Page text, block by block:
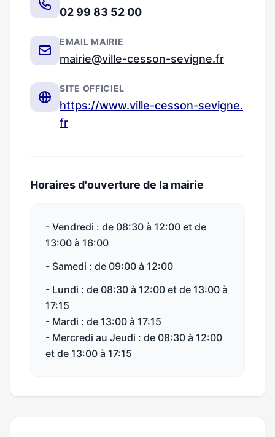
02 99 83 52 00
EMAIL MAIRIE
mairie@ville-cesson-sevigne.fr
SITE OFFICIEL
https://www.ville-cesson-sevigne.
fr
Horaires d'ouverture de la mairie
- Vendredi : de 08:30 à 12:00 et de
13:00 à 16:00
- Samedi : de 09:00 à 12:00
- Lundi : de 08:30 à 12:00 et de 13:00 à
17:15
- Mardi : de 13:00 à 17:15
- Mercredi au Jeudi : de 08:30 à 12:00
et de 13:00 à 17:15